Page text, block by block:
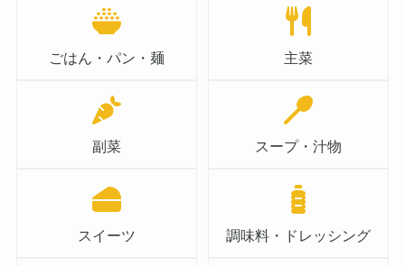
ごはん・パン・麺 主菜
副菜 スープ・汁物
スイーツ 調味料・ドレッシング